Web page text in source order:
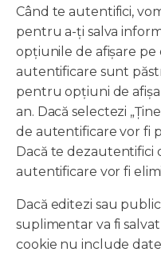
Când te autentifici,
pentru a-ți salva
opțiunile de afișare pe
autentificare sunt
pentru opțiuni de
an. Dacă selectezi
de autentificare vor fi
Dacă te dezautentifici
autentificare vor fi
Dacă editezi sau
suplimentar va fi
cookie nu include